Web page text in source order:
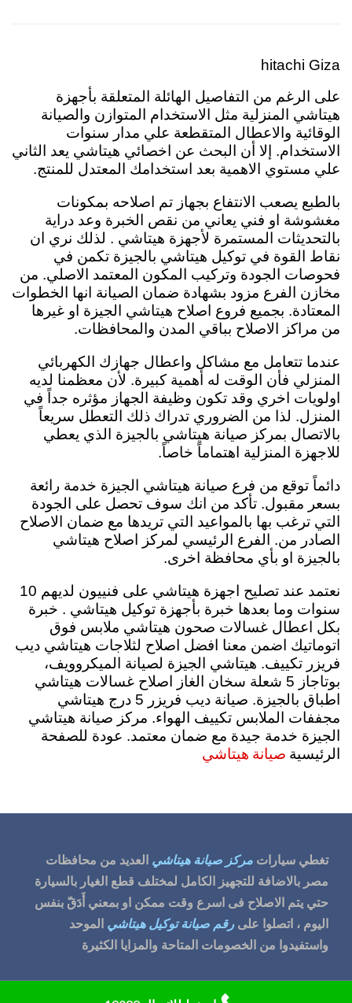
hitachi Giza
على الرغم من التفاصيل الهائلة المتعلقة بأجهزة
هيتاشي المنزلية مثل الاستخدام المتوازن والصيانة
الوقائية والاعطال المتقطعة علي مدار سنوات
الاستخدام. إلا أن البحث عن اخصائي هيتاشي يعد الثاني
علي مستوي الاهمية بعد استخدامك المعتدل للمنتج.
بالطبع يصعب الانتفاع بجهاز تم اصلاحه بمكونات
مغشوشة او فني يعاني من نقص الخبرة وعد دراية
بالتحديثات المستمرة لأجهزة هيتاشي . لذلك نري ان
نقاط القوة في توكيل هيتاشي بالجيزة تكمن في
فحوصات الجودة وتركيب المكون المعتمد الاصلي. من
مخازن الفرع مزود بشهادة ضمان الصيانة انها الخطوات
المعتادة. بجميع فروع اصلاح هيتاشي الجيزة او غيرها
من مراكز الاصلاح بباقي المدن والمحافظات.
عندما تتعامل مع مشاكل واعطال جهازك الكهربائي
المنزلي فأن الوقت له أهمية كبيرة. لأن معظمنا لديه
اولويات اخري وقد تكون وظيفة الجهاز مؤثره جداً في
المنزل. لذا من الضروري تدراك ذلك التعطل سريعاً
بالاتصال بمركز صيانة هيتاشي بالجيزة الذي يعطي
للاجهزة المنزلية اهتماماً خاصاً.
دائماً توقع من فرع صيانة هيتاشي الجيزة خدمة رائعة
بسعر مقبول. تأكد من انك سوف تحصل على الجودة
التي ترغب بها بالمواعيد التي تريدها مع ضمان الاصلاح
الصادر من. الفرع الرئيسي لمركز اصلاح هيتاشي
بالجيزة او بأي محافظة اخرى.
نعتمد عند تصليح اجهزة هيتاشي على فنييون لديهم 10
سنوات وما بعدها خبرة بأجهزة توكيل هيتاشي . خبرة
بكل اعطال غسالات صحون هيتاشي ملابس فوق
اتوماتيك اضمن معنا افضل اصلاح لثلاجات هيتاشي ديب
فريزر تكييف. هيتاشي الجيزة لصيانة الميكروويف،
بوتاجاز 5 شعلة سخان الغاز اصلاح غسالات هيتاشي
اطباق بالجيزة. صيانة ديب فريزر 5 درج هيتاشي
مجففات الملابس تكييف الهواء. مركز صيانة هيتاشي
الجيزة خدمة جيدة مع ضمان معتمد. عودة للصفحة
الرئيسية صيانة هيتاشي
تغطي سيارات مركز صيانة هيتاشي العديد من محافظات
مصر بالاضافة للتجهيز الكامل لمختلف قطع الغيار بالسيارة
حتي يتم الاصلاح فى اسرع وقت ممكن او بمعني أَدَقّ بنفس
اليوم ، اتصلوا على رقم صيانة توكيل هيتاشي الموحد
واستفيدوا من الخصومات المتاحة والمزايا الكثيرة